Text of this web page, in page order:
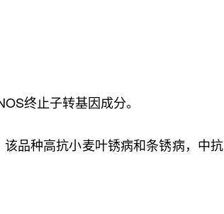
终止子转基因成分。
品种高抗小麦叶锈病和条锈病，中抗